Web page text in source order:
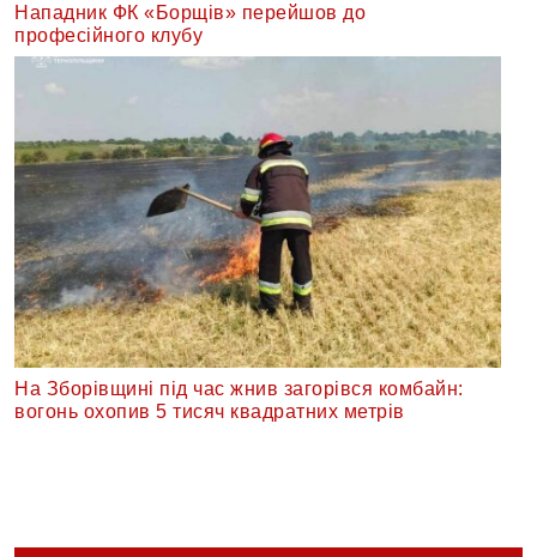
Нападник ФК «Борщів» перейшов до
професійного клубу
На Зборівщині під час жнив загорівся комбайн:
вогонь охопив 5 тисяч квадратних метрів